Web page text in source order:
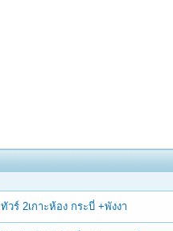
ทัวร์ 2เกาะห้อง กระบี่ +พังงา